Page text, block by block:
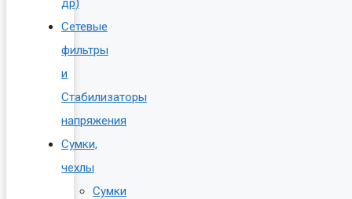
др)
Сетевые
фильтры
и
Стабилизаторы
напряжения
Сумки,
чехлы
Сумки